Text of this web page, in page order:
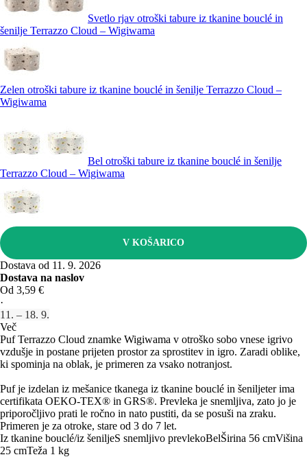
Svetlo rjav otroški tabure iz tkanine bouclé in
šenilje Terrazzo Cloud – Wigiwama
Zelen otroški tabure iz tkanine bouclé in šenilje Terrazzo Cloud –
Wigiwama
Bel otroški tabure iz tkanine bouclé in šenilje
Terrazzo Cloud – Wigiwama
V KOŠARICO
Dostava od 11. 9. 2026
Dostava na naslov
Od 3,59 €
·
11. – 18. 9.
Več
Puf Terrazzo Cloud znamke Wigiwama v otroško sobo vnese igrivo
vzdušje in postane prijeten prostor za sprostitev in igro. Zaradi oblike,
ki spominja na oblak, je primeren za vsako notranjost.
Puf je izdelan iz mešanice tkanega iz tkanine bouclé in šeniljeter ima
certifikata OEKO-TEX® in GRS®. Prevleka je snemljiva, zato jo je
priporočljivo prati le ročno in nato pustiti, da se posuši na zraku.
Primeren je za otroke, stare od 3 do 7 let.
Iz tkanine bouclé/iz šeniljeS snemljivo prevlekoBelŠirina 56 cmVišina
25 cmTeža 1 kg